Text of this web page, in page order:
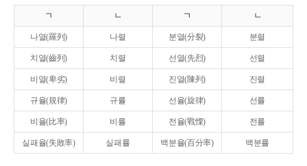
ㄱ ㄴ ㄱ ㄴ
나열(羅列) 나렬 분열(分裂) 분렬
치열(齒列) 치렬 선열(先烈) 선렬
비열(卑劣) 비렬 진열(陳列) 진렬
규율(規律) 규률 선율(旋律) 선률
비율(比率) 비률 전율(戰慄) 전률
실패율(失敗率) 실패률 백분율(百分率) 백분률